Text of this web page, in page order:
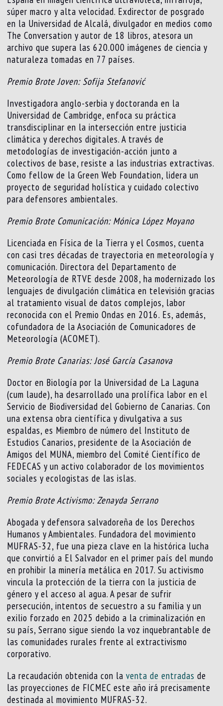
súper macro y alta velocidad. Exdirector de posgrado
en la Universidad de Alcalá, divulgador en medios como
The Conversation y autor de 18 libros, atesora un
archivo que supera las 620.000 imágenes de ciencia y
naturaleza tomadas en 77 países.
Premio Brote Joven: Sofija Stefanović
Investigadora anglo-serbia y doctoranda en la
Universidad de Cambridge, enfoca su práctica
transdisciplinar en la intersección entre justicia
climática y derechos digitales. A través de
metodologías de investigación-acción junto a
colectivos de base, resiste a las industrias extractivas.
Como fellow de la Green Web Foundation, lidera un
proyecto de seguridad holística y cuidado colectivo
para defensores ambientales.
Premio Brote Comunicación: Mónica López Moyano
Licenciada en Física de la Tierra y el Cosmos, cuenta
con casi tres décadas de trayectoria en meteorología y
comunicación. Directora del Departamento de
Meteorología de RTVE desde 2008, ha modernizado los
lenguajes de divulgación climática en televisión gracias
al tratamiento visual de datos complejos, labor
reconocida con el Premio Ondas en 2016. Es, además,
cofundadora de la Asociación de Comunicadores de
Meteorología (ACOMET).
Premio Brote Canarias: José García Casanova
Doctor en Biología por la Universidad de La Laguna
(cum laude), ha desarrollado una prolífica labor en el
Servicio de Biodiversidad del Gobierno de Canarias. Con
una extensa obra científica y divulgativa a sus
espaldas, es Miembro de número del Instituto de
Estudios Canarios, presidente de la Asociación de
Amigos del MUNA, miembro del Comité Científico de
FEDECAS y un activo colaborador de los movimientos
sociales y ecologistas de las islas.
Premio Brote Activismo: Zenayda Serrano
Abogada y defensora salvadoreña de los Derechos
Humanos y Ambientales. Fundadora del movimiento
MUFRAS-32, fue una pieza clave en la histórica lucha
que convirtió a El Salvador en el primer país del mundo
en prohibir la minería metálica en 2017. Su activismo
vincula la protección de la tierra con la justicia de
género y el acceso al agua. A pesar de sufrir
persecución, intentos de secuestro a su familia y un
exilio forzado en 2025 debido a la criminalización en
su país, Serrano sigue siendo la voz inquebrantable de
las comunidades rurales frente al extractivismo
corporativo.
La recaudación obtenida con laventa de entradas de
las proyecciones de FICMEC este año irá precisamente
destinada al movimiento MUFRAS-32.